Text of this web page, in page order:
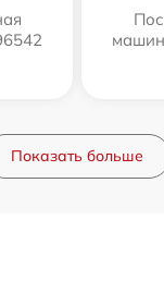
Показать больше